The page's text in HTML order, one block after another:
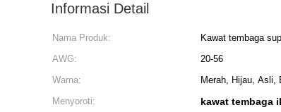
Informasi Detail
Nama Produk: Kawat tembaga
AWG:
20-56
Warna:
Merah, Hijau, Asli,
Menyoroti:
kawat tembaga